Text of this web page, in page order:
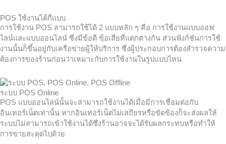
POS ใช้งานได้กี่แบบ
การใช้งาน POS สามารถใช้ได้ 2 แบบหลัก ๆ คือ การใช้งานแบบออฟ
ไลน์และแบบออนไลน์ ซึ่งมีข้อดี ข้อเสียที่แตกต่างกัน ส่วนฟังก์ชันการใช้
งานนั้นก็ขึ้นอยู่กับเครือข่ายผู้ให้บริการ ซึ่งผู้ประกอบการต้องสำรวจความ
ต้องการของร้านก่อนว่าเหมาะกับการใช้งานในรูปแบบไหน
ระบบ POS Online
POS แบบออนไลน์นั้นจะสามารถใช้งานได้เมื่อมีการเชื่อมต่อกับ
อินเทอร์เน็ตเท่านั้น หากอินเทอร์เน็ตไม่เสถียรหรือขัดข้องก็จะส่งผลให้
ระบบไม่สามารถเข้าใช้งานได้ซึ่งร้านอาจจะได้รับผลกระทบหรือทำให้
การขายสะดุดไปด้วย